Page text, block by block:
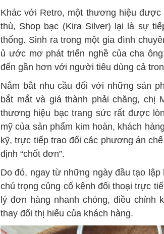
Khác với Retro, một thương hiệu
thù, Shop bạc (Kira Silver) lại là sự
thống. Sinh ra trong một gia đình
ủ ước mơ phát triển nghề của cha
đến gần hơn với người tiêu dùng cả
Nắm bắt nhu cầu đối với những sản
bắt mắt và giá thành phải chăng, chị
thương hiệu bạc trang sức rất được
mỹ của sản phẩm kim hoàn, khách
kỹ, trực tiếp trao đổi các phương án
định “chốt đơn”.
Do đó, ngay từ những ngày đầu tạo
chú trọng củng cố kênh đối thoại trực
lý đơn hàng nhanh chóng, điều
thay đổi thị hiếu của khách hàng.